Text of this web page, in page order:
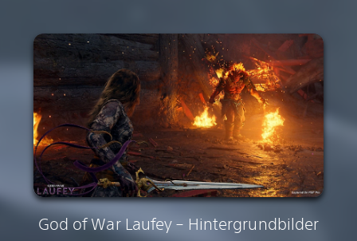
God of War Laufey – Hintergrundbilder